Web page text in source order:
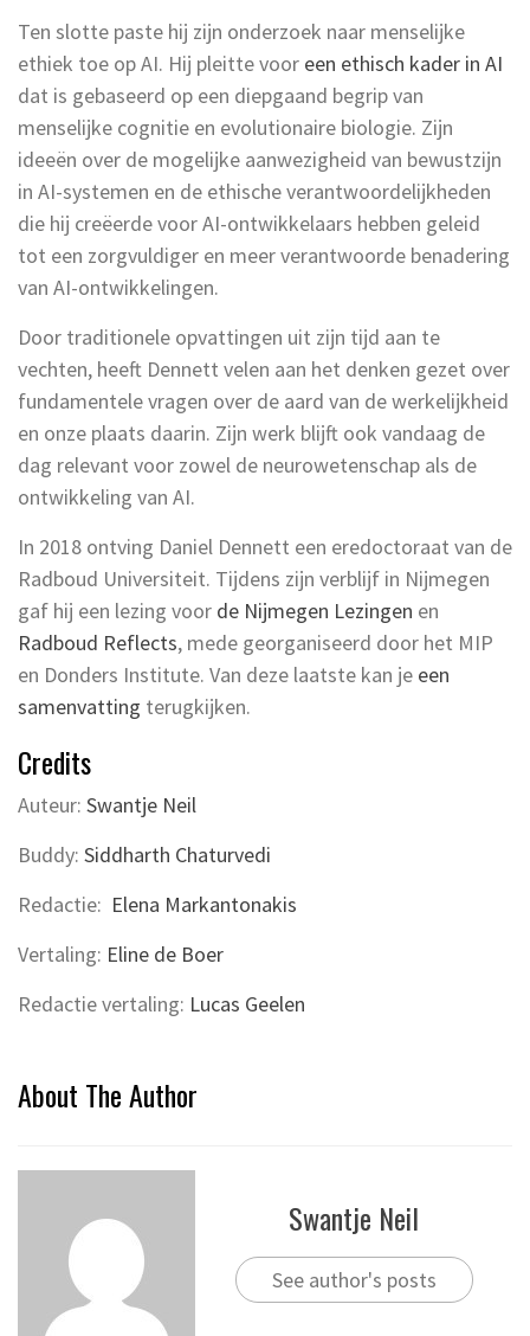
Ten slotte paste hij zijn onderzoek naar menselijke
ethiek toe op AI. Hij pleitte voor een ethisch kader in AI
dat is gebaseerd op een diepgaand begrip van
menselijke cognitie en evolutionaire biologie. Zijn
ideeën over de mogelijke aanwezigheid van bewustzijn
in AI-systemen en de ethische verantwoordelijkheden
die hij creëerde voor AI-ontwikkelaars hebben geleid
tot een zorgvuldiger en meer verantwoorde benadering
van AI-ontwikkelingen.
Door traditionele opvattingen uit zijn tijd aan te
vechten, heeft Dennett velen aan het denken gezet over
fundamentele vragen over de aard van de werkelijkheid
en onze plaats daarin. Zijn werk blijft ook vandaag de
dag relevant voor zowel de neurowetenschap als de
ontwikkeling van AI.
In 2018 ontving Daniel Dennett een eredoctoraat van de
Radboud Universiteit. Tijdens zijn verblijf in Nijmegen
gaf hij een lezing voor de Nijmegen Lezingen en
Radboud Reflects, mede georganiseerd door het MIP
en Donders Institute. Van deze laatste kan je een
samenvatting terugkijken.
Credits
Auteur: Swantje Neil
Buddy: Siddharth Chaturvedi
Redactie: Elena Markantonakis
Vertaling: Eline de Boer
Redactie vertaling: Lucas Geelen
About The Author
Swantje Neil
See author's posts